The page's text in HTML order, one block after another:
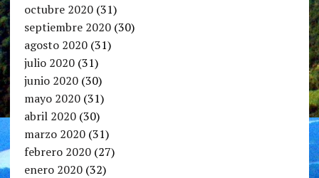
octubre 2020(31)
septiembre 2020(30)
agosto 2020(31)
julio 2020(31)
junio 2020(30)
mayo 2020(31)
abril 2020(30)
marzo 2020(31)
febrero 2020(27)
enero 2020(32)